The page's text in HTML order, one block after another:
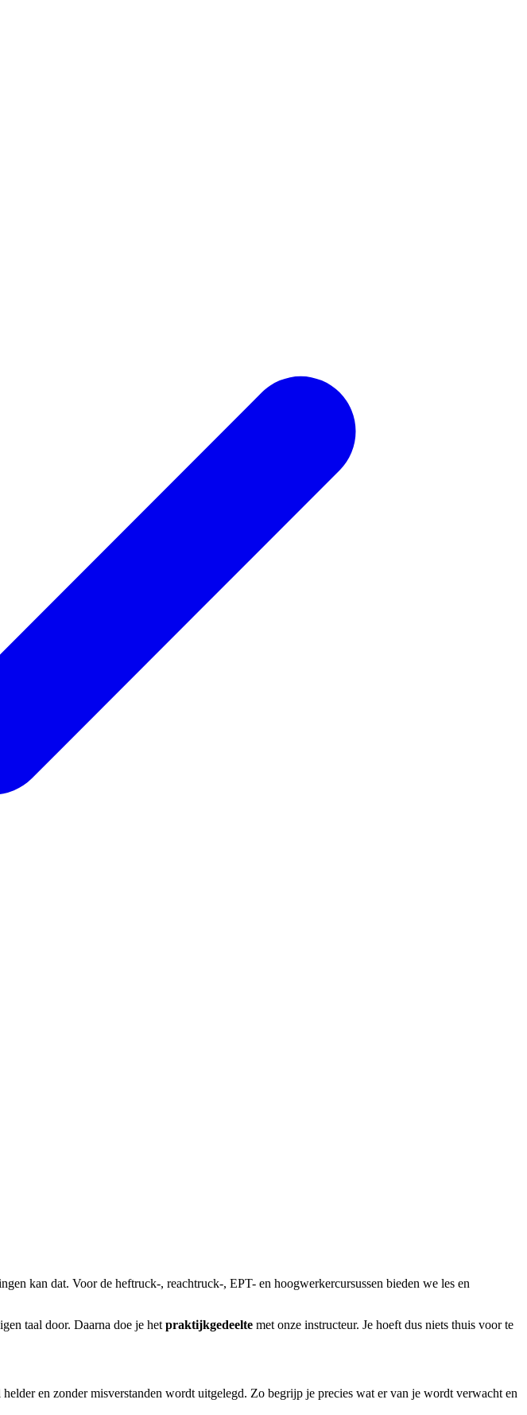
kan dat. Voor de heftruck-, reachtruck-, EPT- en hoogwerkercursussen bieden we les en
taal door. Daarna doe je het praktijkgedeelte met onze instructeur. Je hoeft dus niets thuis voor te
en zonder misverstanden wordt uitgelegd. Zo begrijp je precies wat er van je wordt verwacht en